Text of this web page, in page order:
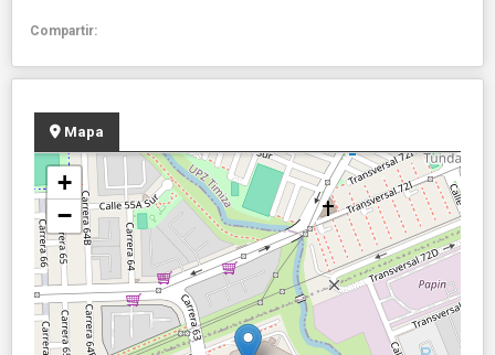
Compartir:
Mapa
+
−